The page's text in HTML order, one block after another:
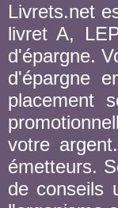
Livrets.net
livret A,
d'épargne.
d'épargne
placement
votre
émetteurs.
de conseils